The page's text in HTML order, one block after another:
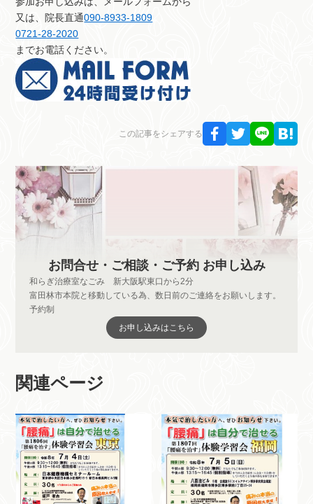
又は、院長直通090-8933-1809
0721-28-2020
までお電話ください。
この記事をシェアする
お問合せ・ご相談・ご予約 お申し込み
和らぎ治療室なごみ 新大阪駅東口から2分
富田林市本院と移動している為、数日前のご連絡をお願いします。
予約制
お申し込みはこちら
関連ページ